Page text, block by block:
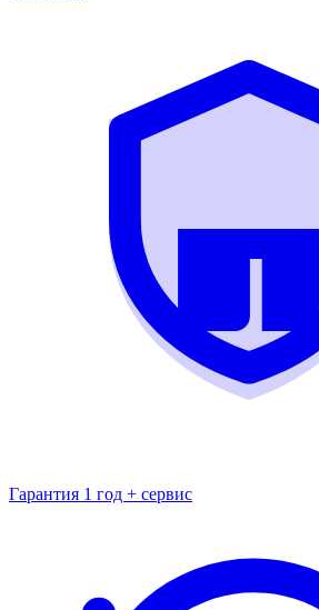
Гарантия 1 год + сервис